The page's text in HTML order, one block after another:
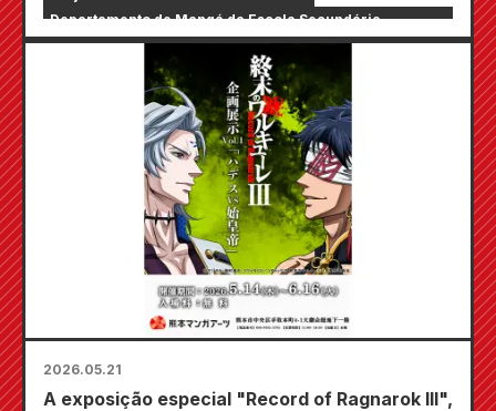
Desenvolvimento de Criadores, etc."
Departamento de Mangá da Escola Secundária
Takamori
2026.05.21
A exposição especial "Record of Ragnarok III",